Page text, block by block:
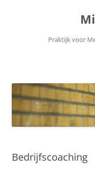
Praktijk voor
Bedrijfscoaching